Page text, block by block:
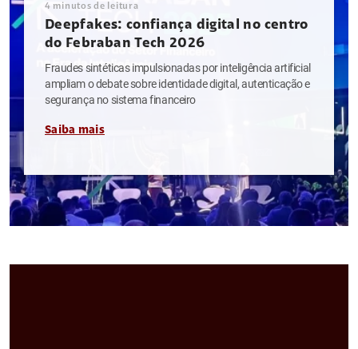
4 minutos de leitura
Deepfakes: confiança digital no centro
do Febraban Tech 2026
Fraudes sintéticas impulsionadas por inteligência artificial
ampliam o debate sobre identidade digital, autenticação e
segurança no sistema financeiro
Saiba mais